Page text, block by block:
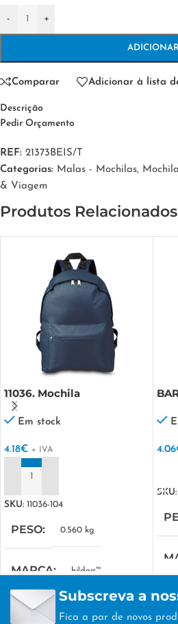
- +
ADICIONAR
Comparar Adicionar à lista
Descrição
Pedir Orçamento
REF: 21373BEIS/T
Categorias: Malas - Mochilas,
& Viagem
Produtos Relacionados
11036. Mochila
Em stock
4.18€ + IVA
SKU: 11036-104
PESO 0.560 kg
MARCA hi!dea™
MEDIDA COMBINADA
4.06
SKU:
Subscreva a
Fica a par de novos